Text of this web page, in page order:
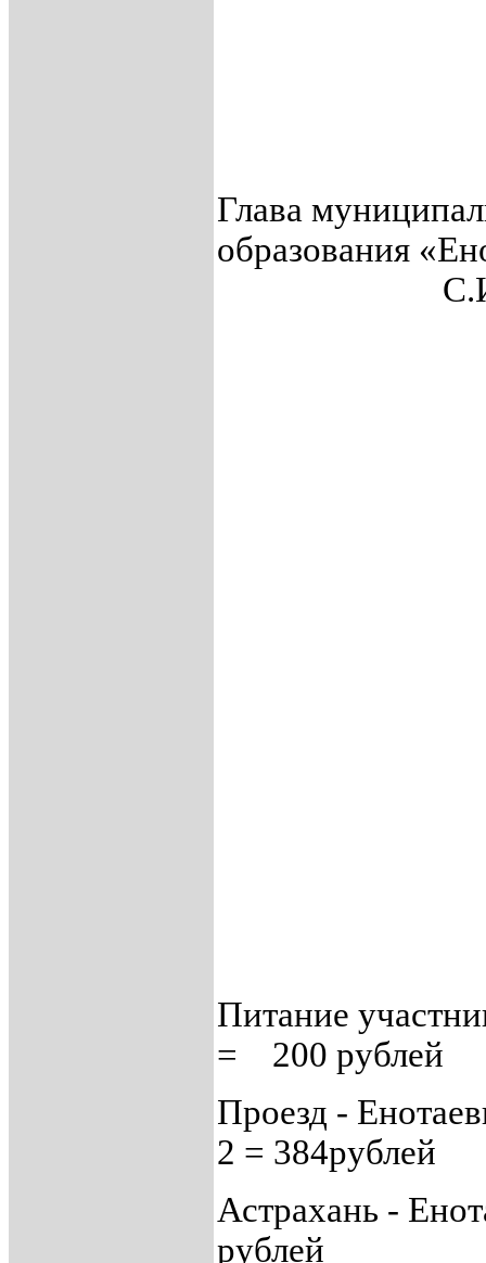
Глава
образования
Питание
= 200 рублей
Проезд -
2 = 384рублей
Астрахань -
рублей